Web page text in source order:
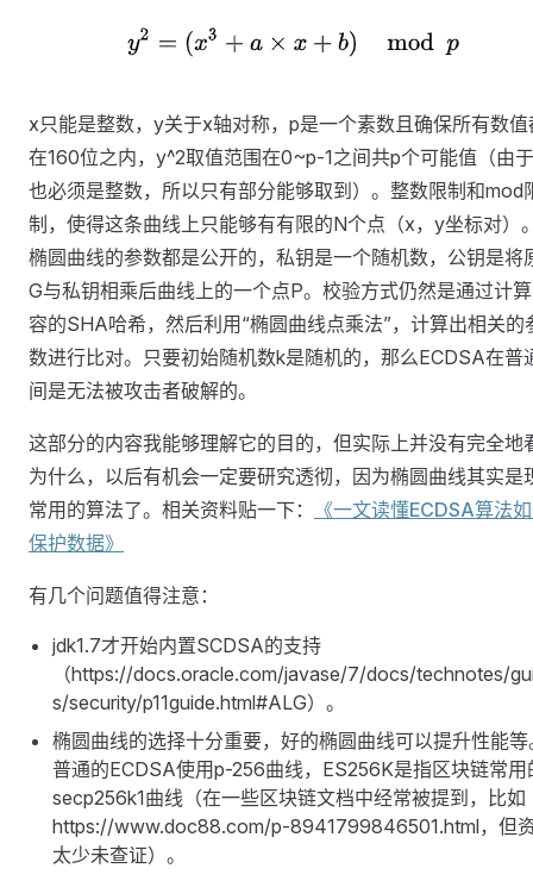
x只能是整数，y关于x轴对称，p是一个素数且确保所有数值
在160位之内，y^2取值范围在0~p-1之间共p个可能值（由
也必须是整数，所以只有部分能够取到）。整数限制和mod
制，使得这条曲线上只能够有有限的N个点（x，y坐标对）
椭圆曲线的参数都是公开的，私钥是一个随机数，公钥是将
G与私钥相乘后曲线上的一个点P。校验方式仍然是通过计
容的SHA哈希，然后利用“椭圆曲线点乘法”，计算出相关的
数进行比对。只要初始随机数k是随机的，那么ECDSA在普
间是无法被攻击者破解的。
这部分的内容我能够理解它的目的，但实际上并没有完全地
为什么，以后有机会一定要研究透彻，因为椭圆曲线其实是
常用的算法了。相关资料贴一下：
《一文读懂ECDSA算法
保护数据》
有几个问题值得注意：
jdk1.7才开始内置SCDSA的支持
（https://docs.oracle.com/javase/7/docs/technotes/
s/security/p11guide.html#ALG）。
椭圆曲线的选择十分重要，好的椭圆曲线可以提升性能等
普通的ECDSA使用p-256曲线，ES256K是指区块链常用
secp256k1曲线（在一些区块链文档中经常被提到，比如
https://www.doc88.com/p-8941799846501.html，但
太少未查证）。